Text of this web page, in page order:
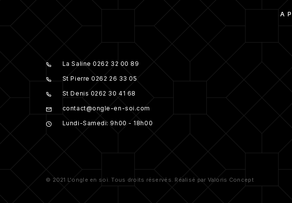
À
La Saline 0262 32 00 89
St Pierre 0262 26 33 05
St Denis 0262 30 41 68
contact@ongle-en-soi.com
Lundi-Samedi: 9h00 - 18h00
© 2021 L'ongle en soi. Tous droits réservés. Réalisé par Valoris Concept